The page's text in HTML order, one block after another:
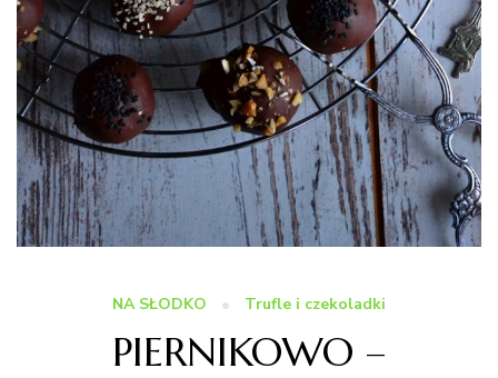
NA SŁODKO Trufle i czekoladki
PIERNIKOWO –